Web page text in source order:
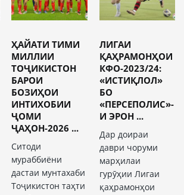
ҲАЙАТИ ТИМИ
МИЛЛИИ
ТОҶИКИСТОН
БАРОИ
БОЗИҲОИ
ИНТИХОБИИ
ҶОМИ
ҶАҲОН-2026 ...
Ситоди
мураббиёни
дастаи мунтахаби
Тоҷикистон таҳти
ЛИГАИ
ҚАҲРАМОНҲОИ
КФО-2023/24:
«ИСТИҚЛОЛ»
БО
«ПЕРСЕПОЛИС»-
И ЭРОН ...
Дар доираи
даври чоруми
марҳилаи
гурӯҳии Лигаи
қаҳрамонҳои